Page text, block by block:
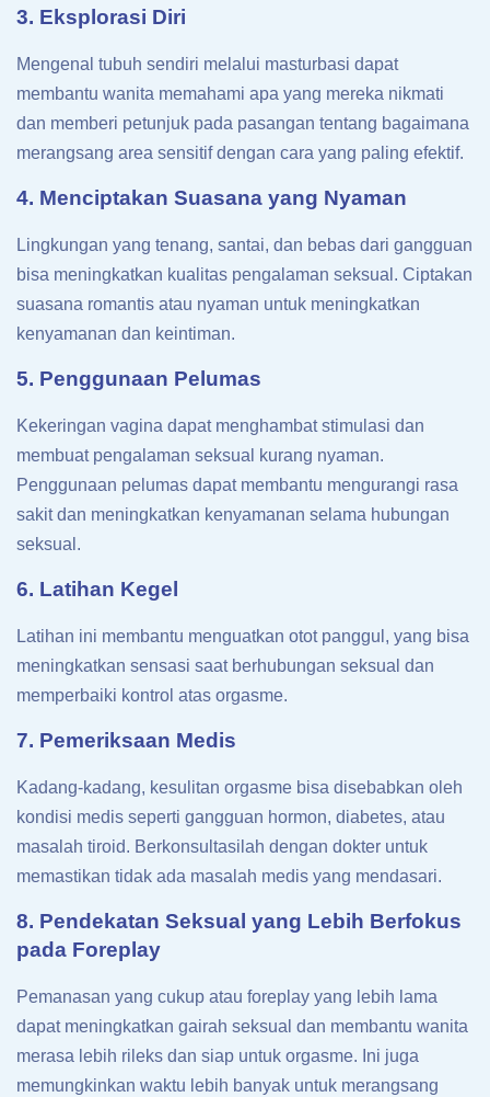
3. Eksplorasi Diri
Mengenal tubuh sendiri melalui masturbasi dapat
membantu wanita memahami apa yang mereka nikmati
dan memberi petunjuk pada pasangan tentang bagaimana
merangsang area sensitif dengan cara yang paling efektif.
4. Menciptakan Suasana yang Nyaman
Lingkungan yang tenang, santai, dan bebas dari gangguan
bisa meningkatkan kualitas pengalaman seksual. Ciptakan
suasana romantis atau nyaman untuk meningkatkan
kenyamanan dan keintiman.
5. Penggunaan Pelumas
Kekeringan vagina dapat menghambat stimulasi dan
membuat pengalaman seksual kurang nyaman.
Penggunaan pelumas dapat membantu mengurangi rasa
sakit dan meningkatkan kenyamanan selama hubungan
seksual.
6. Latihan Kegel
Latihan ini membantu menguatkan otot panggul, yang bisa
meningkatkan sensasi saat berhubungan seksual dan
memperbaiki kontrol atas orgasme.
7. Pemeriksaan Medis
Kadang-kadang, kesulitan orgasme bisa disebabkan oleh
kondisi medis seperti gangguan hormon, diabetes, atau
masalah tiroid. Berkonsultasilah dengan dokter untuk
memastikan tidak ada masalah medis yang mendasari.
8. Pendekatan Seksual yang Lebih Berfokus
pada Foreplay
Pemanasan yang cukup atau foreplay yang lebih lama
dapat meningkatkan gairah seksual dan membantu wanita
merasa lebih rileks dan siap untuk orgasme. Ini juga
memungkinkan waktu lebih banyak untuk merangsang